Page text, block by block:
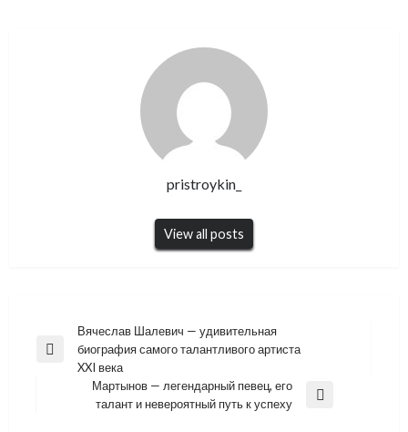
pristroykin_
View all posts
Навигация
по
записям
Previous
Вячеслав Шалевич — удивительная
биография самого талантливого артиста
XXI века
Мартынов — легендарный певец, его
талант и невероятный путь к успеху